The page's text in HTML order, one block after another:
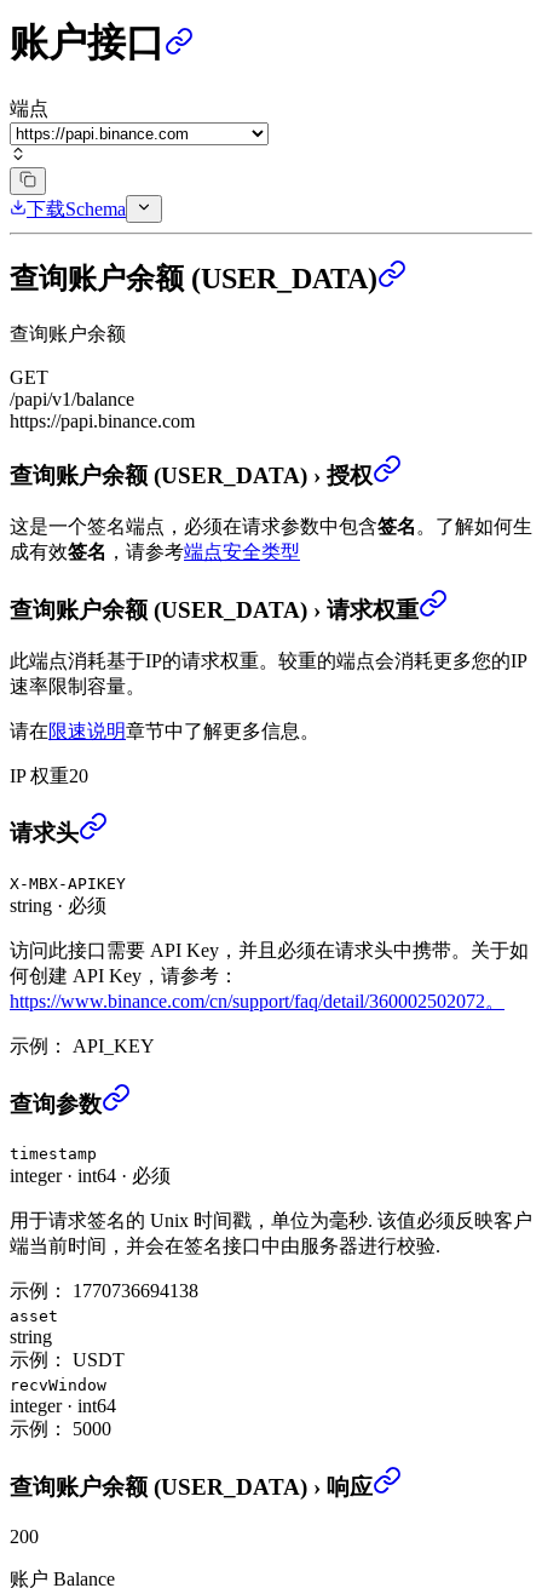
账户接口
端点
下载Schema
查询账户余额 (USER_DATA)
查询账户余额
GET
/papi/v1/balance
https://papi.binance.com
查询账户余额 (USER_DATA) › 授权
这是一个签名端点，必须在请求参数中包含签名 。 了解如何生
成有效签名 ，请参考端点安全类型
查询账户余额 (USER_DATA) › 请求权重
此端点消耗基于IP的请求权重。较重的端点会消耗更多您的IP
速率限制容量。
请在限速说明章节中了解更多信息。
IP 权重20
查询账户余额 (USER_DATA)
请求头
X-MBX-APIKEY
string · 必须
访问此接口需要 API Key，并且必须在请求头中携带。关于如
何创建 API Key，请参考：
https://www.binance.com/cn/support/faq/detail/360002502072。
示例： API_KEY
查询账户余额 (USER_DATA)
查询参数
timestamp
integer· int64 · 必须
用于请求签名的 Unix 时间戳，单位为毫秒. 该值必须反映客户
端当前时间，并会在签名接口中由服务器进行校验.
示例： 1770736694138
asset
string
示例：
USDT
recvWindow
integer· int64
示例：
5000
查询账户余额 (USER_DATA) › 响应
200
账户 Balance